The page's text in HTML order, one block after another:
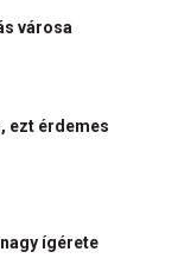
városa
ezt érdemes
ígérete